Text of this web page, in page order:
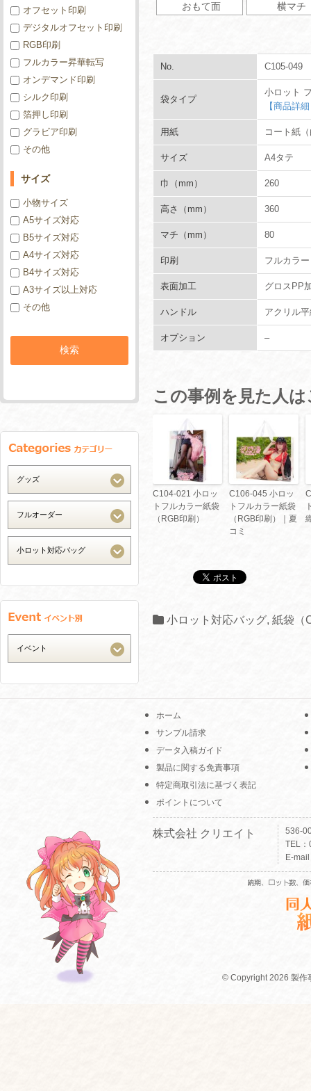
おもて面 横マチ
No. C105-049
袋タイプ
小ロット
【商品詳
用紙 コート紙
サイズ A4タテ
巾（mm） 260
高さ（mm） 360
マチ（mm） 80
印刷 フルカラ
表面加工 グロスPP
ハンドル アクリル
オプション –
この事例を見た人
C104-021 小ロッ
トフルカラー紙袋
（RGB印刷）
C106-045 小ロッ
トフルカラー紙袋
（RGB印刷）｜夏
コミ
小ロット対応バッグ, 紙袋（
オフセット印刷
デジタルオフセット印刷
RGB印刷
フルカラー昇華転写
オンデマンド印刷
シルク印刷
箔押し印刷
グラビア印刷
その他
サイズ
小物サイズ
A5サイズ対応
B5サイズ対応
A4サイズ対応
B4サイズ対応
A3サイズ以上対応
その他
ホーム
サンプル請求
データ入稿ガイド
製品に関する免責事項
特定商取引法に基づく表記
ポイントについて
株式会社 クリエイト
536-
TEL
E-
© Copyright 2026 製作